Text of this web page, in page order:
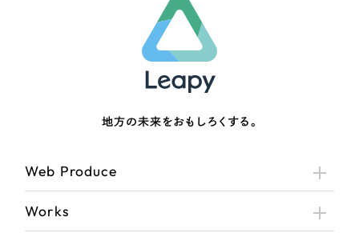
地方の未来をおもしろくする。
Web Produce
Works